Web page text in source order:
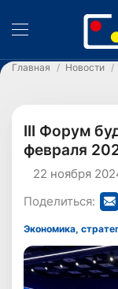
Главная Новости
III Форум
февраля
22 ноября
Поделиться:
Экономика,